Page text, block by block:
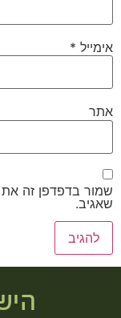
אימייל *
אתר
שמור בדפדפן זה
שאגיב.